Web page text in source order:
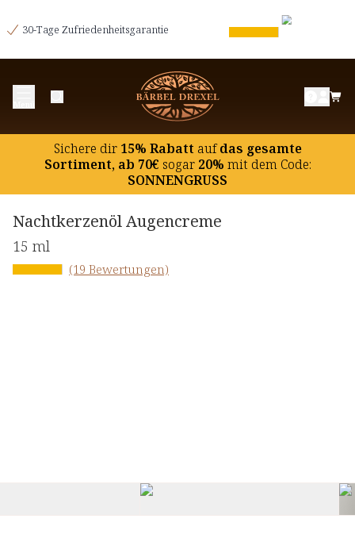
30-Tage Zufriedenheitsgarantie
Sichere dir15% Rabatt aufdas gesamte
Sortiment, ab 70€ sogar20% mit dem Code:
SONNENGRUSS
Nachtkerzenöl Augencreme
15 ml
(19 Bewertungen)